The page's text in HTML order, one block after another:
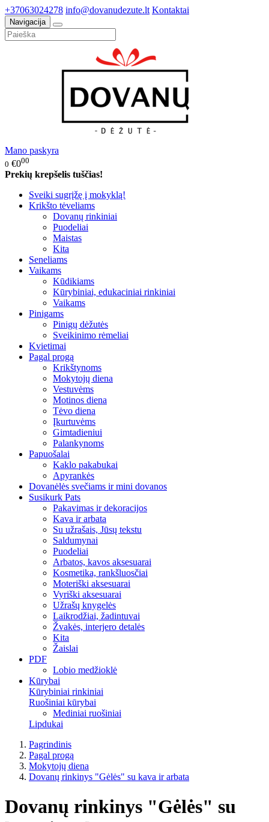
+37063024278 info@dovanudezute.lt Kontaktai
Navigacija
Mano paskyra
0 €000
Prekių krepšelis tuščias!
Sveiki sugrįžę į mokyklą!
Krikšto tėveliams
Dovanų rinkiniai
Puodeliai
Maistas
Kita
Seneliams
Vaikams
Kūdikiams
Kūrybiniai, edukaciniai rinkiniai
Vaikams
Pinigams
Pinigų dėžutės
Sveikinimo rėmeliai
Kvietimai
Pagal progą
Krikštynoms
Mokytojų diena
Vestuvėms
Motinos diena
Tėvo diena
Įkurtuvėms
Gimtadieniui
Palankynoms
Papuošalai
Kaklo pakabukai
Apyrankės
Dovanėlės svečiams ir mini dovanos
Susikurk Pats
Pakavimas ir dekoracijos
Kava ir arbata
Su užrašais, Jūsų tekstu
Saldumynai
Puodeliai
Arbatos, kavos aksesuarai
Kosmetika, rankšluosčiai
Moteriški aksesuarai
Vyriški aksesuarai
Užrašų knygelės
Laikrodžiai, žadintuvai
Žvakės, interjero detalės
Kita
Žaislai
PDF
Lobio medžioklė
Kūrybai
Kūrybiniai rinkiniai
Ruošiniai kūrybai
Mediniai ruošiniai
Lipdukai
Pagrindinis
Pagal progą
Mokytojų diena
Dovanų rinkinys "Gėlės" su kava ir arbata
Dovanų rinkinys "Gėlės" su